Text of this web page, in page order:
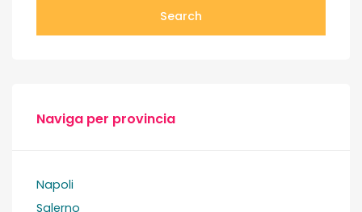
Search
Naviga per provincia
Napoli
Salerno